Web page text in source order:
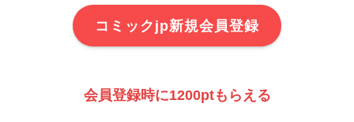
コミックjp新規会員登録
会員登録時に1200ptもらえる